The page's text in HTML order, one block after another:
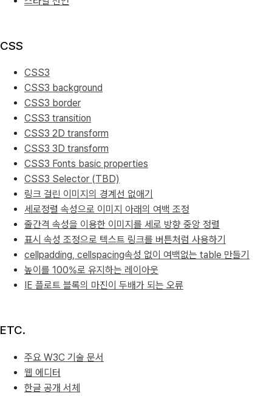
CSS
CSS3
CSS3 background
CSS3 border
CSS3 transition
CSS3 2D transform
CSS3 3D transform
CSS3 Fonts basic properties
CSS3 Selector (TBD)
링크 걸린 이미지의 경계선 없애기
세로정렬 속성으로 이미지 아래의 여백 조정
줄간격 속성을 이용한 이미지를 세로 방향 중앙 정렬
표시 속성 조정으로 텍스트 링크를 버튼처럼 사용하기
cellpadding, cellspacing속성 없이 여백없는 table 만들기
높이를 100%로 유지하는 레이아웃
IE 플로트 블록의 마진이 두배가 되는 오류
ETC.
주요 W3C 기술 문서
웹 에디터
한글 공개 서체